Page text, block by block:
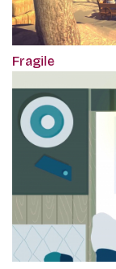
Fragile